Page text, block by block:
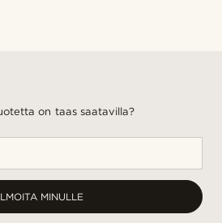
on taas saatavilla?
MINULLE